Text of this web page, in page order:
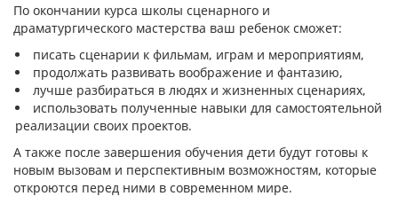
По окончании курса школы сценарного и
драматургического мастерства ваш ребенок сможет:
писать сценарии к фильмам, играм и мероприятиям,
продолжать развивать воображение и фантазию,
лучше разбираться в людях и жизненных сценариях,
использовать полученные навыки для самостоятельной
реализации своих проектов.
А также после завершения обучения дети будут готовы к
новым вызовам и перспективным возможностям, которые
откроются перед ними в современном мире.